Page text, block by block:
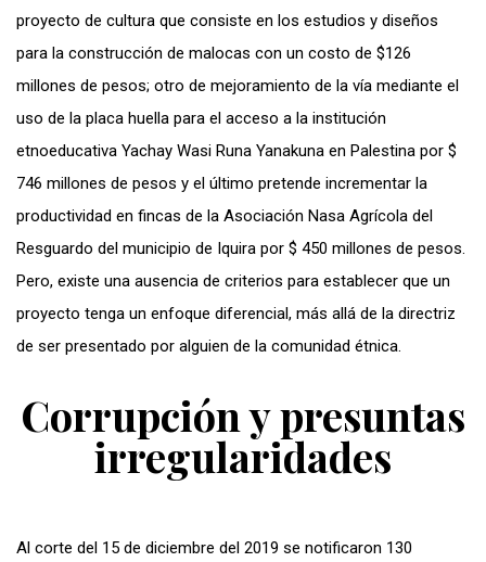
proyecto de cultura que consiste en los estudios y diseños
para la construcción de malocas con un costo de $126
millones de pesos; otro de mejoramiento de la vía mediante el
uso de la placa huella para el acceso a la institución
etnoeducativa Yachay Wasi Runa Yanakuna en Palestina por $
746 millones de pesos y el último pretende incrementar la
productividad en fincas de la Asociación Nasa Agrícola del
Resguardo del municipio de Iquira por $ 450 millones de pesos.
Pero, existe una ausencia de criterios para establecer que un
proyecto tenga un enfoque diferencial, más allá de la directriz
de ser presentado por alguien de la comunidad étnica.
Corrupción y presuntas
irregularidades
Al corte del 15 de diciembre del 2019 se notificaron 130